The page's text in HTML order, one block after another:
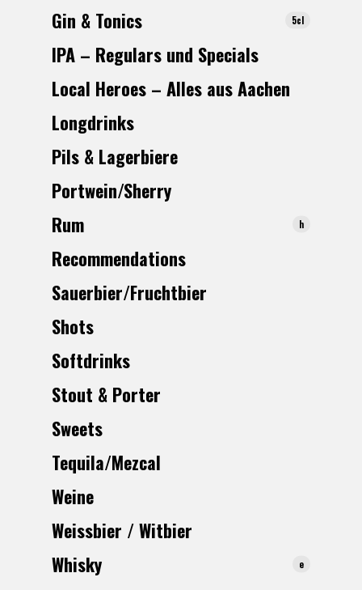
Gin & Tonics
5cl
IPA – Regulars und Specials
Local Heroes – Alles aus Aachen
Longdrinks
Pils & Lagerbiere
Portwein/Sherry
R
h
um
Recommendations
Sauerbier/Fruchtbier
Shots
Softdrinks
Stout & Porter
Sweets
Tequila/Mezcal
Weine
Weissbier / Witbier
Whisk
e
y